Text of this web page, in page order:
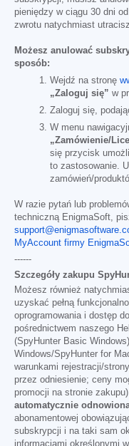
pieniędzy w ciągu 30 dni
zwrotu natychmiast
Możesz anulować
sposób:
Wejdź na stronę
„Zaloguj się” w
Zaloguj się,
W menu
„Zamówienie/
się przycisk
to zastosowanie.
zamówień/
W razie pytań lub
techniczną EnigmaSoft,
MyAccount firmy
------
Szczegóły zakupu
Możesz również
uzyskać pełną
oprogramowania i dostęp
pośrednictwem naszego
(SpyHunter Basic
Windows/SpyHunter for
warunkami rejestracji/
przez odniesienie; ceny
promocji na stronie
automatycznie
abonamentowej
subskrypcji i na taki sam